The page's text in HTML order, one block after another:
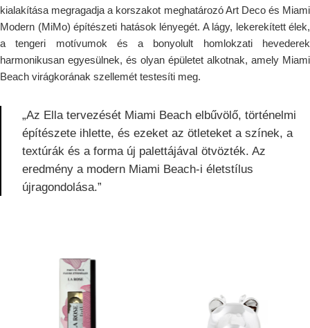
kialakítása megragadja a korszakot meghatározó Art Deco és Miami
Modern (MiMo) építészeti hatások lényegét. A lágy, lekerekített élek,
a tengeri motívumok és a bonyolult homlokzati hevederek
harmonikusan egyesülnek, és olyan épületet alkotnak, amely Miami
Beach virágkorának szellemét testesíti meg.
„Az Ella tervezését Miami Beach elbűvölő, történelmi
építészete ihlette, és ezeket az ötleteket a színek, a
textúrák és a forma új palettájával ötvözték. Az
eredmény a modern Miami Beach-i életstílus
újragondolása.”